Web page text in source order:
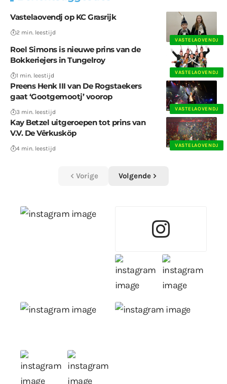
VASTELAOVENDJ
Vastelaovendj op KC Grasrijk
2 min. leestijd
VASTELAOVENDJ
Roel Simons is nieuwe prins van de
Bokkeriejers in Tungelroy
1 min. leestijd
VASTELAOVENDJ
Preens Henk III van De Rogstaekers
gaat ‘Gootgemootj’ voorop
3 min. leestijd
VASTELAOVENDJ
Kay Betzel uitgeroepen tot prins van
V.V. De Vêrkusköp
4 min. leestijd
Vorige Volgende